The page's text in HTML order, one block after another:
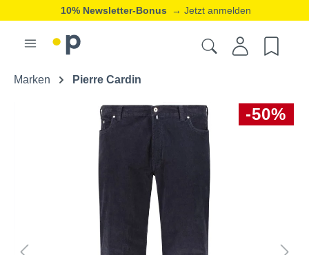
10% Newsletter-Bonus → Jetzt anmelden
Marken Pierre Cardin
-50%